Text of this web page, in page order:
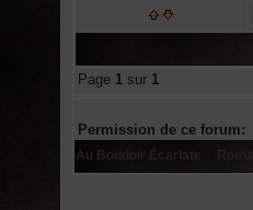
Page 1 sur 1
Permission de ce forum:
Au Boudoir Écarlate